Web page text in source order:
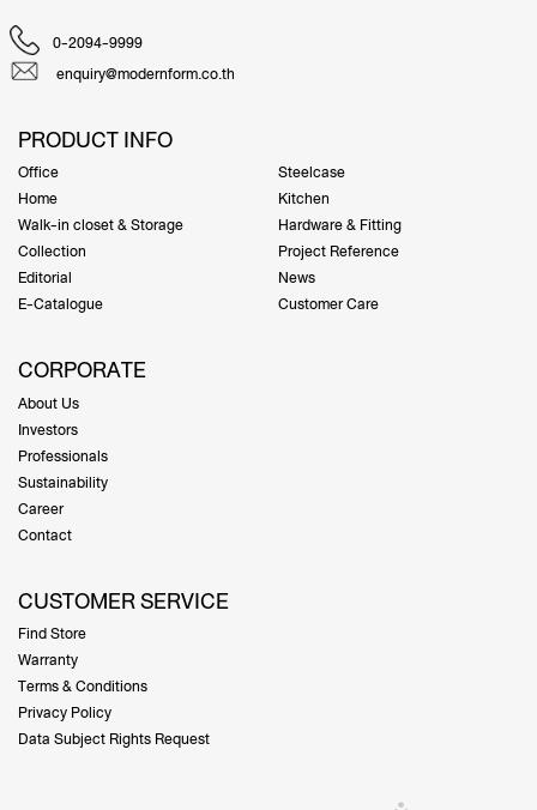
0-2094-9999
enquiry@modernform.co.th
PRODUCT INFO
Office
Steelcase
Home
Kitchen
Walk-in closet & Storage
Hardware & Fitting
Collection
Project Reference
Editorial
News
E-Catalogue
Customer Care
CORPORATE
About Us
Investors
Professionals
Sustainability
Career
Contact
CUSTOMER SERVICE
Find Store
Warranty
Terms & Conditions
Privacy Policy
Data Subject Rights Request